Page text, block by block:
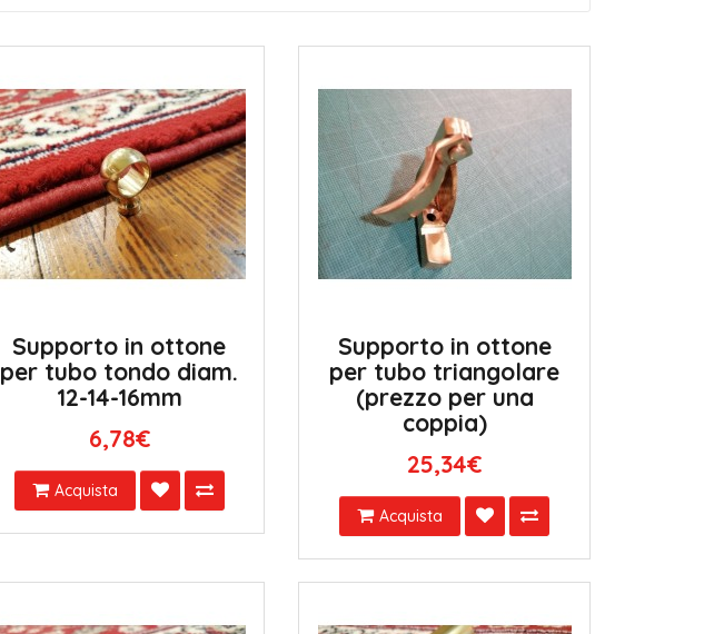
Supporto in ottone
per tubo tondo diam.
12-14-16mm
6,78€
Acquista
Supporto in ottone
per tubo triangolare
(prezzo per una
coppia)
25,34€
Acquista